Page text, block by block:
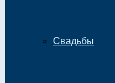
Свадьбы